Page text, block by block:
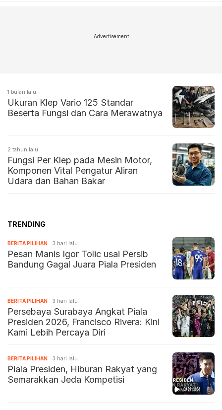
Advertisement
1 bulan lalu
Ukuran Klep Vario 125 Standar
Beserta Fungsi dan Cara Merawatnya
2 tahun lalu
Fungsi Per Klep pada Mesin Motor,
Komponen Vital Pengatur Aliran
Udara dan Bahan Bakar
TRENDING
BERITA PILIHAN 3 hari lalu
Pesan Manis Igor Tolic usai Persib
Bandung Gagal Juara Piala Presiden
BERITA PILIHAN 3 hari lalu
Persebaya Surabaya Angkat Piala
Presiden 2026, Francisco Rivera: Kini
Kami Lebih Percaya Diri
03:32
BERITA PILIHAN 3 hari lalu
Piala Presiden, Hiburan Rakyat yang
Semarakkan Jeda Kompetisi